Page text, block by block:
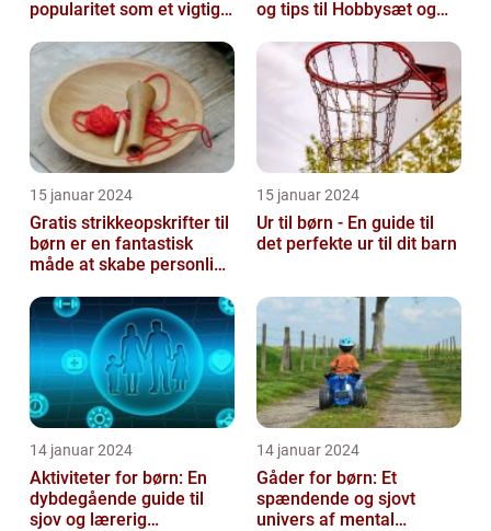
popularitet som et vigtigt
børneværelset...
og tips til Hobbysæt og
15 januar 2024
Gratis strikkeopskrifter til
børn er en fantastisk
måde at skabe personlige
15 januar 2024
Ur til børn - En guide til
det perfekte ur til dit barn
14 januar 2024
Aktiviteter for børn: En
dybdegående guide til
sjov og lærerig
14 januar 2024
Gåder for børn: Et
spændende og sjovt
univers af mental